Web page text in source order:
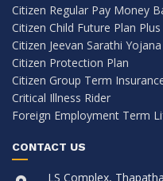
Citizen Regular Pay Money
Citizen Child Future Plan Plus
Citizen Jeevan Sarathi Yojana
Citizen Protection Plan
Citizen Group Term
Critical Illness Rider
Foreign Employment Term
CONTACT US
LS Complex,